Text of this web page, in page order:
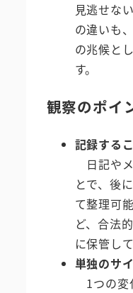
見逃せな
の違いも
の兆候と
す。
観察のポイ
記録する
日記や
とで、後
て整理可
ど、合法
に保管し
単独のサ
1つの変